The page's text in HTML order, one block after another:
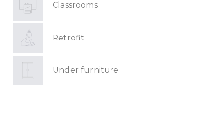
Classrooms
Retrofit
Under furniture